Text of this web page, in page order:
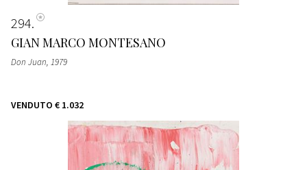
294
GIAN MARCO MONTESANO
Don Juan, 1979
VENDUTO € 1.032